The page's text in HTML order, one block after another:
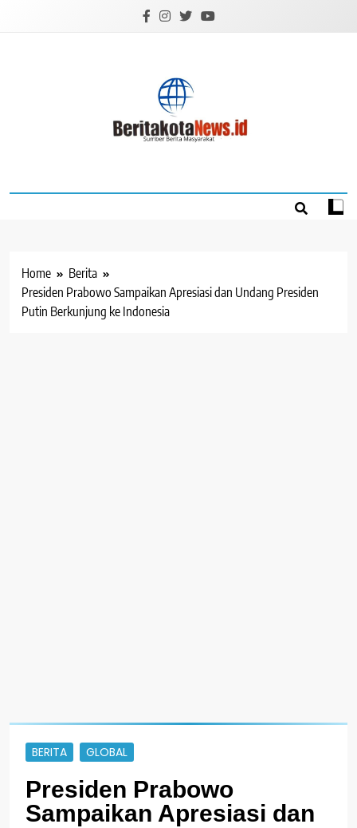
Home
Berita
Presiden Prabowo Sampaikan Apresiasi dan Undang Presiden
Putin Berkunjung ke Indonesia
BERITA GLOBAL
Presiden Prabowo
Sampaikan Apresiasi dan